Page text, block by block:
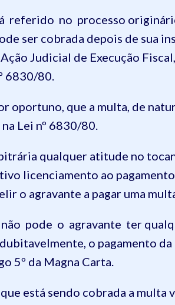
referido no processo
ser cobrada depois de sua
Judicial de Execução
6830/80.
oportuno, que a multa, de
Lei nº 6830/80.
qualquer atitude no
licenciamento ao
o agravante a pagar uma
pode o agravante ter
o pagamento
5º da Magna Carta.
está sendo cobrada a multa